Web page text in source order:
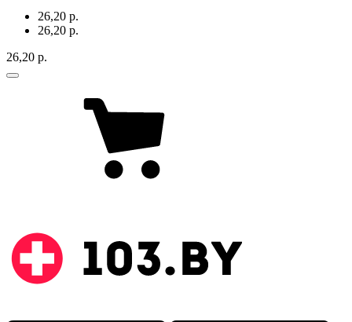
26,20 р.
26,20 р.
26,20 р.